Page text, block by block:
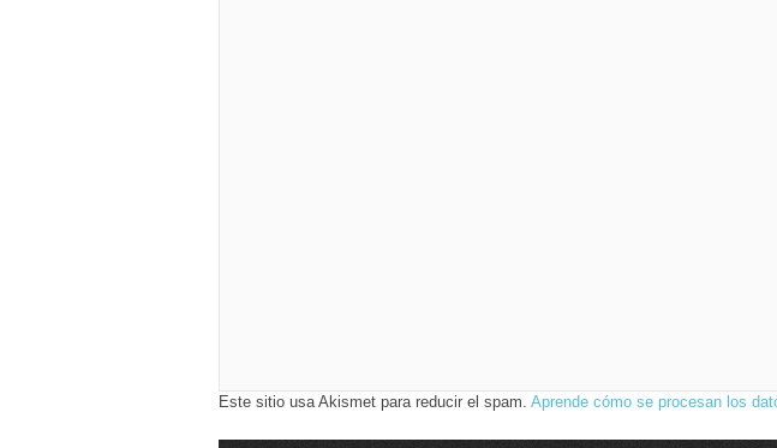
Este sitio usa Akismet para reducir el spam. Aprende cómo se procesan los